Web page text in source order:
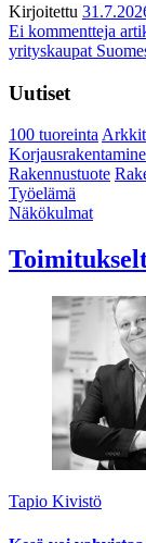
Kirjoitettu
Ei kommentteja
yrityskaupat
Uutiset
100 tuoreinta
Rakennustuote
Työelämä
Näkökulmat
Tapio Kivistö